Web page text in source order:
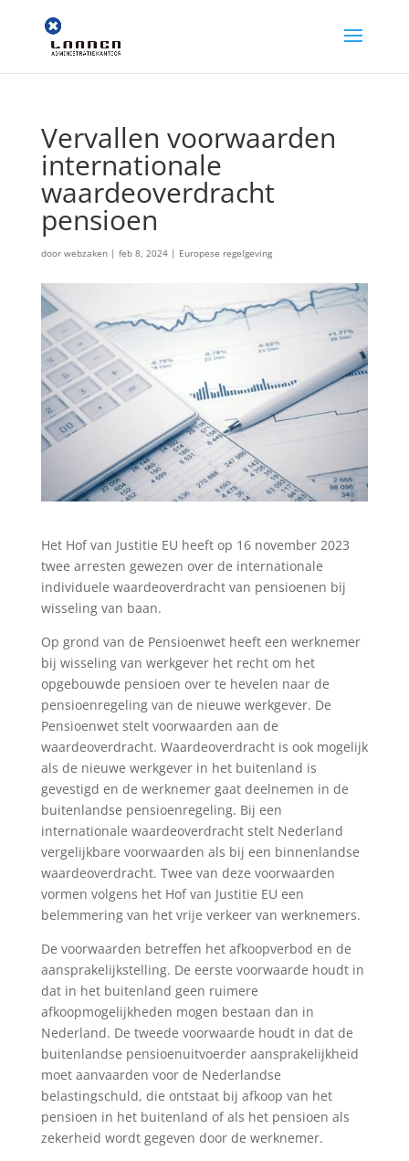
Vervallen voorwaarden
internationale
waardeoverdracht
pensioen
door webzaken| feb 8, 2024| Europese regelgeving
Het Hof van Justitie EU heeft op 16 november 2023
twee arresten gewezen over de internationale
individuele waardeoverdracht van pensioenen bij
wisseling van baan.
Op grond van de Pensioenwet heeft een werknemer
bij wisseling van werkgever het recht om het
opgebouwde pensioen over te hevelen naar de
pensioenregeling van de nieuwe werkgever. De
Pensioenwet stelt voorwaarden aan de
waardeoverdracht. Waardeoverdracht is ook mogelijk
als de nieuwe werkgever in het buitenland is
gevestigd en de werknemer gaat deelnemen in de
buitenlandse pensioenregeling. Bij een
internationale waardeoverdracht stelt Nederland
vergelijkbare voorwaarden als bij een binnenlandse
waardeoverdracht. Twee van deze voorwaarden
vormen volgens het Hof van Justitie EU een
belemmering van het vrije verkeer van werknemers.
De voorwaarden betreffen het afkoopverbod en de
aansprakelijkstelling. De eerste voorwaarde houdt in
dat in het buitenland geen ruimere
afkoopmogelijkheden mogen bestaan dan in
Nederland. De tweede voorwaarde houdt in dat de
buitenlandse pensioenuitvoerder aansprakelijkheid
moet aanvaarden voor de Nederlandse
belastingschuld, die ontstaat bij afkoop van het
pensioen in het buitenland of als het pensioen als
zekerheid wordt gegeven door de werknemer.